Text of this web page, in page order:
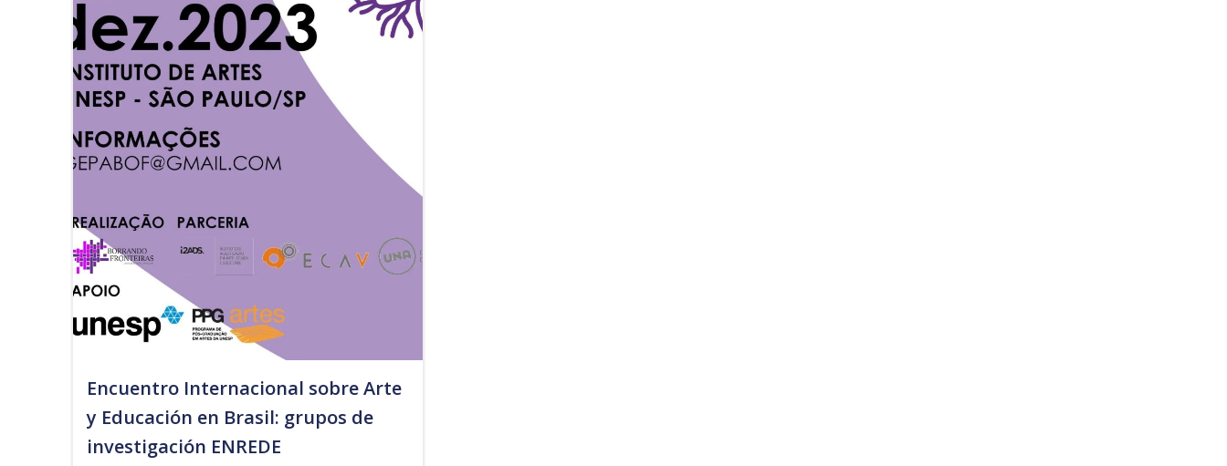
Encuentro Internacional sobre Arte
y Educación en Brasil: grupos de
investigación ENREDE